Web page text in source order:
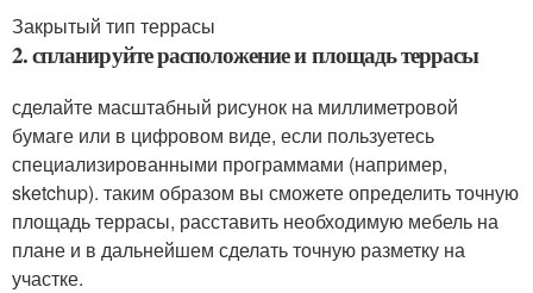
Закрытый тип террасы
2. спланируйте расположение и площадь террасы
сделайте масштабный рисунок на миллиметровой
бумаге или в цифровом виде, если пользуетесь
специализированными программами (например,
sketchup). таким образом вы сможете определить точную
площадь террасы, расставить необходимую мебель на
плане и в дальнейшем сделать точную разметку на
участке.